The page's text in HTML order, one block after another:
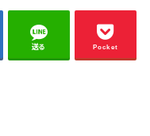
送る Pocket